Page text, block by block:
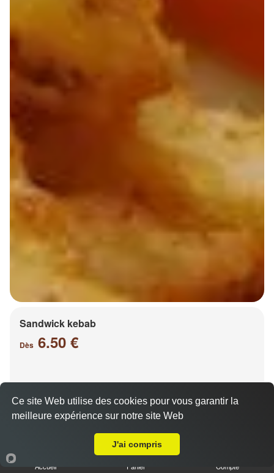
Sandwick kebab
Dès 6.50 €
Accueil Panier Compte
Ce site Web utilise des cookies pour vous garantir la
meilleure expérience sur notre site Web
J'ai compris